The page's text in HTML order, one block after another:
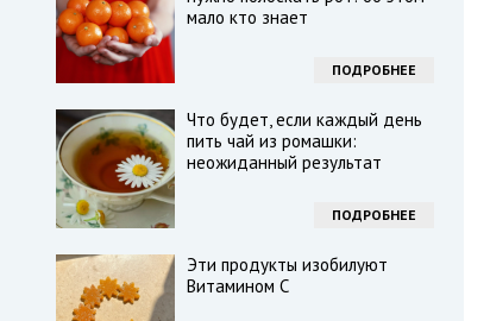
мало кто знает
ПОДРОБНЕЕ
Что будет, если каждый день
пить чай из ромашки:
неожиданный результат
ПОДРОБНЕЕ
Эти продукты изобилуют
Витамином С